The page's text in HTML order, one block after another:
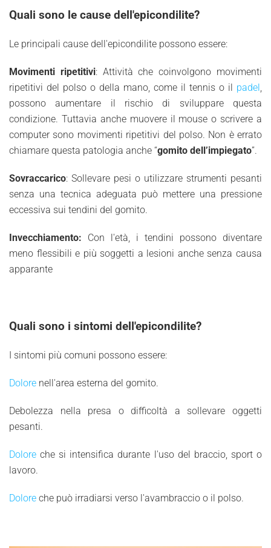
Quali sono le cause dell'epicondilite?
Le principali cause dell'epicondilite possono essere:
Movimenti ripetitivi: Attività che coinvolgono movimenti
ripetitivi del polso o della mano, come il tennis o il padel
possono aumentare il rischio di sviluppare questa
condizione. Tuttavia anche muovere il mouse o scrivere a
computer sono movimenti ripetitivi del polso. Non è errato
chiamare questa patologia anche “gomito dell’impiegato”.
Sovraccarico: Sollevare pesi o utilizzare strumenti pesanti
senza una tecnica adeguata può mettere una pressione
eccessiva sui tendini del gomito.
Invecchiamento: Con l'età, i tendini possono diventare
meno flessibili e più soggetti a lesioni anche senza causa
apparante
Quali sono i sintomi dell'epicondilite?
I sintomi più comuni possono essere:
Dolore nell'area esterna del gomito.
Debolezza nella presa o difficoltà a sollevare oggetti
pesanti.
Dolore che si intensifica durante l'uso del braccio, sport o
lavoro.
Dolore che può irradiarsi verso l'avambraccio o il polso.